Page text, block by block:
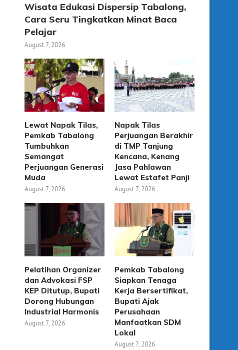
Wisata Edukasi Dispersip Tabalong,
Cara Seru Tingkatkan Minat Baca
Pelajar
August 7, 2026
Lewat Napak Tilas,
Pemkab Tabalong
Tumbuhkan
Semangat
Perjuangan Generasi
Muda
August 7, 2026
Napak Tilas
Perjuangan Berakhir
di TMP Tanjung
Kencana, Kenang
Jasa Pahlawan
Lewat Estafet Panji
August 7, 2026
Pelatihan Organizer
dan Advokasi FSP
KEP Ditutup, Bupati
Dorong Hubungan
Industrial Harmonis
August 7, 2026
Pemkab Tabalong
Siapkan Tenaga
Kerja Bersertifikat,
Bupati Ajak
Perusahaan
Manfaatkan SDM
Lokal
August 7, 2026